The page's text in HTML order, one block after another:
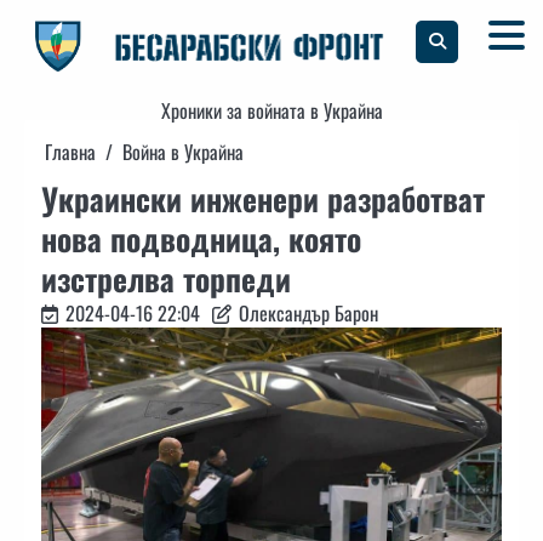
content
Хроники за войната в Украйна
Главна
Война в Украйна
Украински инженери разработват
нова подводница, която
изстрелва торпеди
2024-04-16 22:04 Олександър Барон